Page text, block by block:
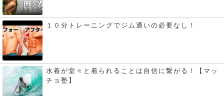
１０分トレーニングでジム通いの必要なし！
水着が堂々と着られることは自信に繋がる！【マッ
チョ塾】